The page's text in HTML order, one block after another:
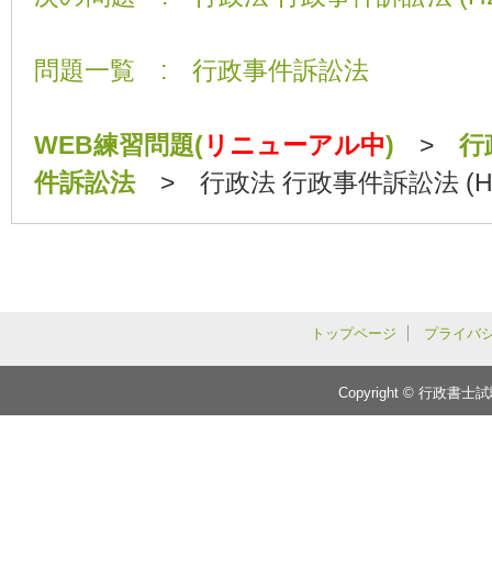
問題一覧 : 行政事件訴訟法
WEB練習問題(リニューアル中) > 行
件訴訟法> 行政法 行政事件訴訟法
トップページ プライバ
Copyright © 行政書士